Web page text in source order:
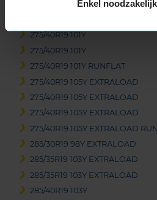
Enkel
275/35R19 96Y RUNFLAT
275/40R19 101Y
275/40R19 101Y
275/40R19 101Y RUNFLAT
275/40R19 105Y EXTRALOAD
275/40R19 105Y EXTRALOAD
275/40R19 105Y EXTRALOAD
275/40R19 105Y EXTRALOAD
285/30R19 98Y EXTRALOAD
285/35R19 103Y EXTRALOAD
285/35R19 103Y EXTRALOAD
285/40R19 103Y